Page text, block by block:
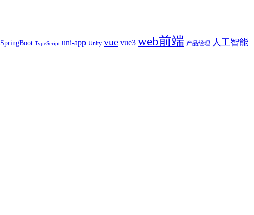
SpringBoot TypeScript uni-app Unity vue vue3 web前端 产品经理 人工智能